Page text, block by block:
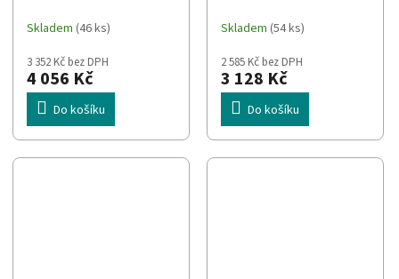
Skladem (46 ks)
3 352 Kč bez DPH
4 056 Kč
Do košíku
systém 300 W Černá
Skladem (54 ks)
2 585 Kč bez DPH
3 128 Kč
Do košíku